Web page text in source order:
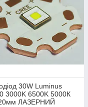
30W Luminus
3000K 6500K 5000К
ЛАЗЕРНИЙ